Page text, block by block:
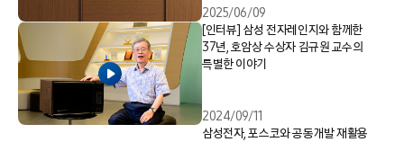
2025/06/09
[인터뷰] 삼성 전자레인지와 함께한
37년, 호암상 수상자 김규원 교수의
특별한 이야기
2024/09/11
삼성전자, 포스코와 공동개발 재활용